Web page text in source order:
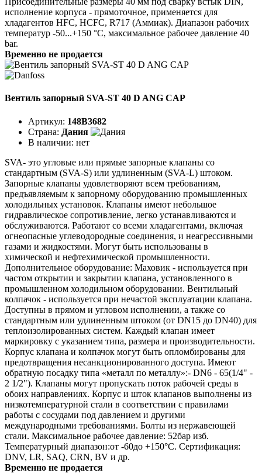
исполнение корпуса - прямоточное, применяется для
хладагентов HFC, HCFC, R717 (Аммиак). Диапазон рабочих
температур -50...+150 °C, максимальное рабочее давление 40
bar.
Временно не продается
Вентиль запорный SVA-ST 40 D ANG CAP
Артикул: 148B3682
Страна: Дания
В наличии: нет
SVA- это угловые или прямые запорные клапаны со
стандартным (SVA-S) или удлиненным (SVA-L) штоком.
Запорные клапаны удовлетворяют всем требованиям,
предъявляемым к запорному оборудованию промышленных
холодильных установок. Клапаны имеют небольшое
гидравлическое сопротивление, легко устанавливаются и
обслуживаются. Работают со всеми хладагентами, включая
огнеопасные углеводородные соединения, и неагрессивными
газами и жидкостями. Могут быть использованы в
химической и нефтехимической промышленности.
Дополнительное оборудование: Маховик - используется при
частом открытии и закрытии клапана, установленного в
промышленном холодильном оборудовании. Вентильный
колпачок - используется при нечастой эксплуатации клапана.
Доступны в прямом и угловом исполнении, а также со
стандартным или удлиненным штоком (от DN15 до DN40) для
теплоизолированных систем. Каждый клапан имеет
маркировку с указанием типа, размера и производительности.
Корпус клапана и колпачок могут быть опломбированы для
предотвращения несанкционированного доступа. Имеют
обратную посадку типа «металл по металлу»:- DN6 - 65(1/4" -
2 1/2"). Клапаны могут пропускать поток рабочей среды в
обоих направлениях. Корпус и шток клапанов выполнены из
низкотемпературной стали в соответствии с правилами
работы с сосудами под давлением и другими
международными требованиями. Болты из нержавеющей
стали. Максимальное рабочее давление: 52бар изб.
Температурный диапазон:от -60до +150°C. Сертификация:
DNV, LR, SAQ, CRN, BV и др.
Временно не продается